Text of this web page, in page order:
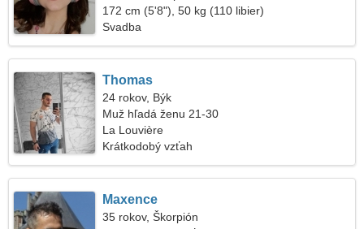
172 cm (5'8"), 50 kg (110 libier)
Svadba
Thomas
24 rokov, Býk
Muž hľadá ženu 21-30
La Louvière
Krátkodobý vzťah
Maxence
35 rokov, Škorpión